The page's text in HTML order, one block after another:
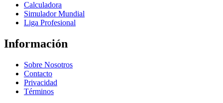
Calculadora
Simulador Mundial
Liga Profesional
Información
Sobre Nosotros
Contacto
Privacidad
Términos